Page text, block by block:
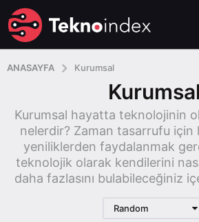
ANASAYFA Kurumsal
Kurumsal
Kurumsal hayatta teknolojinin
nelerdir? Zaman tasarrufu
yeniliklerden faydalanmak
teknolojik olarak kendilerini
daha fazlasını bulabileceğiniz
Random